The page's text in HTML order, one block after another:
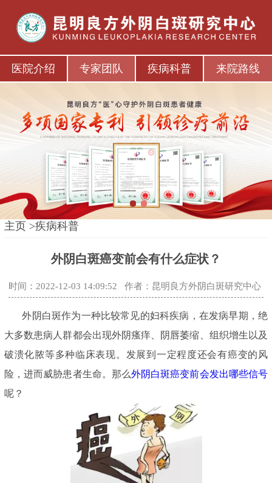
医院介绍 专家团队 疾病科普 来院路线
主页 >疾病科普
外阴白斑癌变前会有什么症状？
时间：2022-12-03 14:09:52 作者：昆明良方外阴白斑研究中心
外阴白斑作为一种比较常见的妇科疾病，在发病早期，绝
大多数患病人群都会出现外阴瘙痒、阴唇萎缩、组织增生以及
破溃化脓等多种临床表现。发展到一定程度还会有癌变的风
险，进而威胁患者生命。那么外阴白斑癌变前会发出哪些信号
呢？